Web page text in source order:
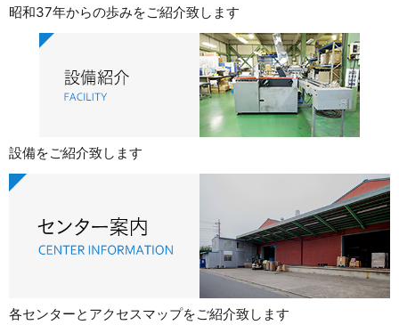
昭和37年からの歩みをご紹介致します
設備をご紹介致します
各センターとアクセスマップをご紹介致します